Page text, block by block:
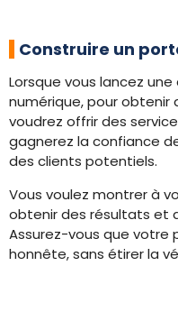
Construire un
Lorsque vous lancez
numérique, pour obtenir
voudrez offrir des
gagnerez la confiance
des clients potentiels.
Vous voulez montrer à
obtenir des résultats et
Assurez-vous que
honnête, sans étirer la